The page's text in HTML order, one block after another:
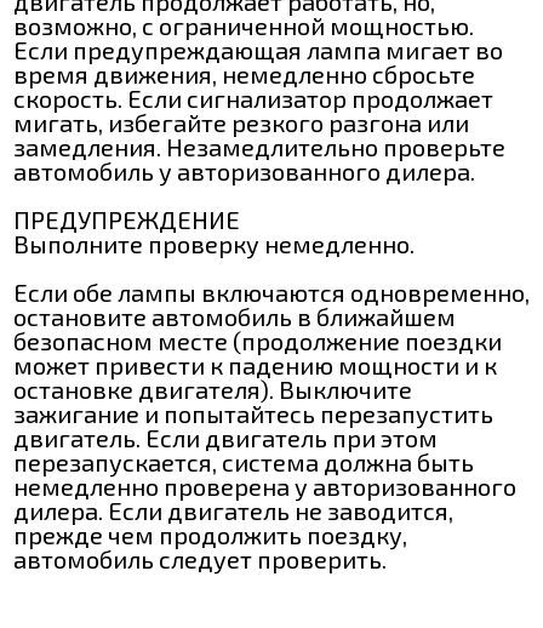
возможно, с ограниченной мощностью.
Если предупреждающая лампа мигает во
время движения, немедленно сбросьте
скорость. Если сигнализатор продолжает
мигать, избегайте резкого разгона или
замедления. Незамедлительно проверьте
автомобиль у авторизованного дилера.
ПРЕДУПРЕЖДЕНИЕ
Выполните проверку немедленно.
Если обе лампы включаются одновременно,
остановите автомобиль в ближайшем
безопасном месте (продолжение поездки
может привести к падению мощности и к
остановке двигателя). Выключите
зажигание и попытайтесь перезапустить
двигатель. Если двигатель при этом
перезапускается, система должна быть
немедленно проверена у авторизованного
дилера. Если двигатель не заводится,
прежде чем продолжить поездку,
автомобиль следует проверить.